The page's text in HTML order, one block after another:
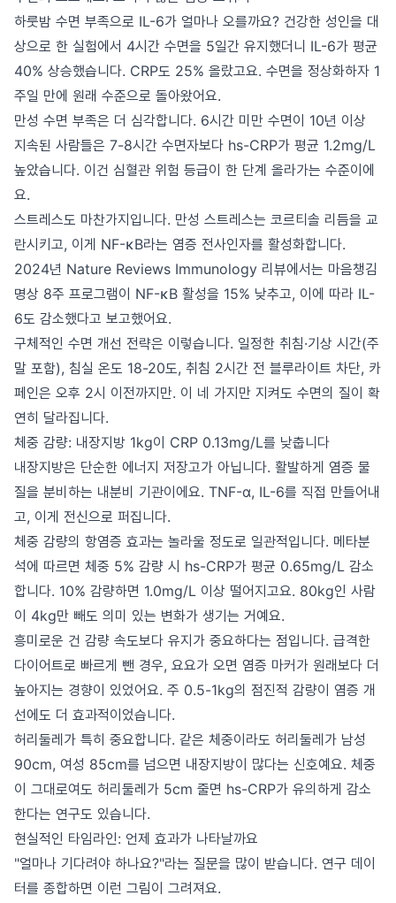
하룻밤 수면 부족으로 IL-6가 얼마나 오를까요? 건강한 성인을 대
상으로 한 실험에서 4시간 수면을 5일간 유지했더니 IL-6가 평균
40% 상승했습니다. CRP도 25% 올랐고요. 수면을 정상화하자 1
주일 만에 원래 수준으로 돌아왔어요.
만성 수면 부족은 더 심각합니다. 6시간 미만 수면이 10년 이상
지속된 사람들은 7-8시간 수면자보다 hs-CRP가 평균 1.2mg/L
높았습니다. 이건 심혈관 위험 등급이 한 단계 올라가는 수준이에
요.
스트레스도 마찬가지입니다. 만성 스트레스는 코르티솔 리듬을 교
란시키고, 이게 NF-κB라는 염증 전사인자를 활성화합니다.
2024년 Nature Reviews Immunology 리뷰에서는 마음챙김
명상 8주 프로그램이 NF-κB 활성을 15% 낮추고, 이에 따라 IL-
6도 감소했다고 보고했어요.
구체적인 수면 개선 전략은 이렇습니다. 일정한 취침·기상 시간(주
말 포함), 침실 온도 18-20도, 취침 2시간 전 블루라이트 차단, 카
페인은 오후 2시 이전까지만. 이 네 가지만 지켜도 수면의 질이 확
연히 달라집니다.
체중 감량: 내장지방 1kg이 CRP 0.13mg/L를 낮춥니다
내장지방은 단순한 에너지 저장고가 아닙니다. 활발하게 염증 물
질을 분비하는 내분비 기관이에요. TNF-α, IL-6를 직접 만들어내
고, 이게 전신으로 퍼집니다.
체중 감량의 항염증 효과는 놀라울 정도로 일관적입니다. 메타분
석에 따르면 체중 5% 감량 시 hs-CRP가 평균 0.65mg/L 감소
합니다. 10% 감량하면 1.0mg/L 이상 떨어지고요. 80kg인 사람
이 4kg만 빼도 의미 있는 변화가 생기는 거예요.
흥미로운 건 감량 속도보다 유지가 중요하다는 점입니다. 급격한
다이어트로 빠르게 뺀 경우, 요요가 오면 염증 마커가 원래보다 더
높아지는 경향이 있었어요. 주 0.5-1kg의 점진적 감량이 염증 개
선에도 더 효과적이었습니다.
허리둘레가 특히 중요합니다. 같은 체중이라도 허리둘레가 남성
90cm, 여성 85cm를 넘으면 내장지방이 많다는 신호예요. 체중
이 그대로여도 허리둘레가 5cm 줄면 hs-CRP가 유의하게 감소
한다는 연구도 있습니다.
현실적인 타임라인: 언제 효과가 나타날까요
"얼마나 기다려야 하나요?"라는 질문을 많이 받습니다. 연구 데이
터를 종합하면 이런 그림이 그려져요.